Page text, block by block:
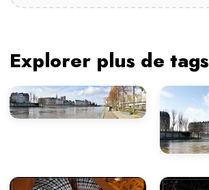
Explorer plus de tags